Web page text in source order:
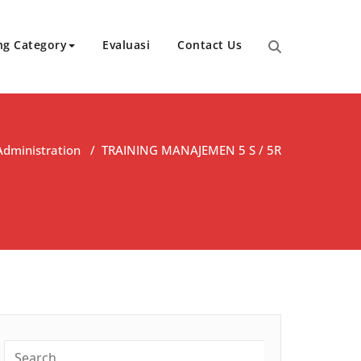
Category Evaluasi Contact Us
/ TRAINING MANAJEMEN 5 S / 5R